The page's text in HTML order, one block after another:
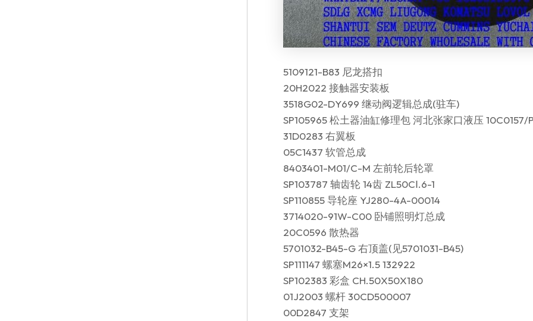
5109121-B83 尼龙搭扣
20H2022 接触器安装板
3518G02-DY699 继动阀逻辑总成(驻车)
SP105965 松土器油缸修理包 河北张家口液压 10C0157/
31D0283 右翼板
05C1437 软管总成
8403401-M01/C-M 左前轮后轮罩
SP103787 轴齿轮 14齿 ZL50CⅠ.6-1
SP110855 导轮座 YJ280-4A-00014
3714020-91W-C00 卧铺照明灯总成
20C0596 散热器
5701032-B45-G 右顶盖(见5701031-B45)
SP111147 螺塞M26×1.5 132922
SP102383 彩盒 CH.50X50X180
01J2003 螺杆 30CD500007
00D2847 支架